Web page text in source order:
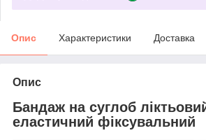
Опис Характеристики Доставка
Опис
Бандаж на суглоб
еластичний фіксувальний